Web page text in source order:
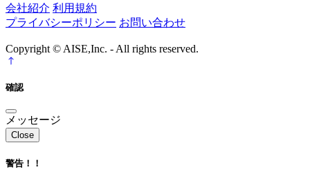
会社紹介 利用規約
プライバシーポリシー お問い合わせ
Copyright © AISE,Inc. - All rights reserved.
確認
メッセージ
Close
警告！！